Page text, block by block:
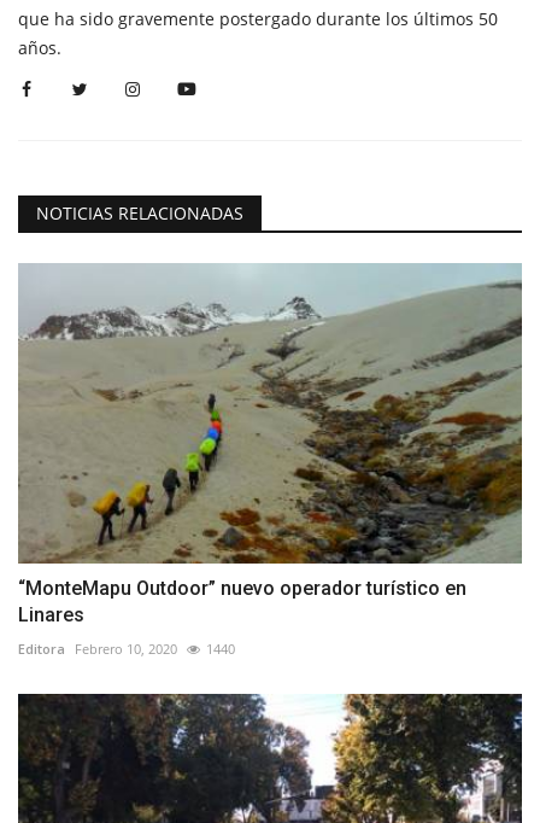
que ha sido gravemente postergado durante los últimos 50
años.
NOTICIAS RELACIONADAS
“MonteMapu Outdoor” nuevo operador turístico en
Linares
Editora Febrero 10, 2020 1440